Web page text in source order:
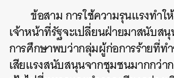
ข้อสาม การใช้ความรุนแรงทำ
เจ้าหน้าที่รัฐจะเปลี่ยนฝ่ายมาสนับส
การศึกษาพบว่ากลุ่มผู้ก่อการร้ายที่ท
เสียแรงสนับสนุนจากชุมชนมากกว่า